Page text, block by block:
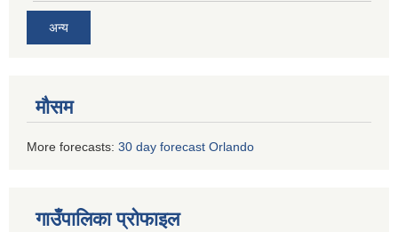
अन्य
मौसम
More forecasts: 30 day forecast Orlando
गाउँपालिका प्रोफाइल